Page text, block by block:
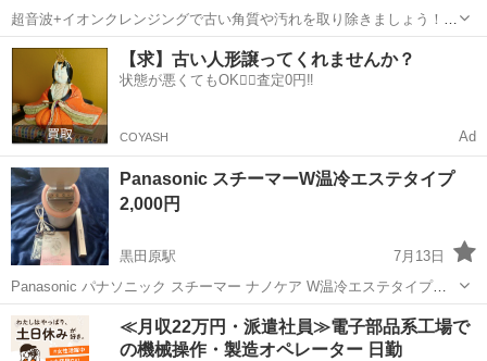
超音波+イオンクレンジングで古い角質や汚れを取り除きましょう！
また、美容液成分の浸透をよくしてくれ、 リフトモードも！ １日一回
10分程度、週に1～2を目安に 軽くお顔の肌にすべらせてください 充
電してあれば、浴室でもお...
栃木 宇都宮市 岡本駅 美容家電
パーフェクトアクアリーボーテ
【求】古い人形譲ってくれませんか？
状態が悪くてもOK🙆‍♀️査定0円‼️
COYASH Ad
Panasonic スチーマーW温冷エステタイプ
2,000円
黒田原駅
7月13日
Panasonic パナソニック スチーマー ナノケア W温冷エステタイプ
EH-SA98 しばらく使用していないので断捨離のため 出品します。 購
入時は気に入って使っていたため多少の 使用感はあります。 できるだ
け...
栃木 那須郡 黒田原駅 美容家電
≪月収22万円・派遣社員≫電子部品系工場で
の機械操作・製造オペレーター 日勤